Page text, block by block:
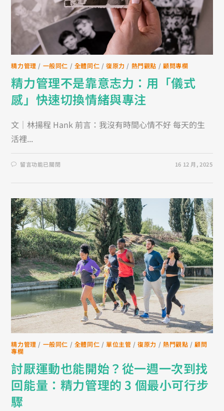
精力管理 / 一般同仁 / 全體同仁 /復原力 / 熱門觀點 / 顧問專欄
精力管理不是靠意志力：用「儀式
感」快速切換情緒與專注
文｜林揚程 Hank 前言：我沒有時間心情不好 每天的生
活裡...
留言功能已關閉 16 12 月, 2025
精力管理 / 一般同仁 / 全體同仁 /單位主管 /復原力 / 熱門觀點 /顧問
專欄
討厭運動也能開始？從一週一次到找
回能量：精力管理的 3 個最小可行步
驟